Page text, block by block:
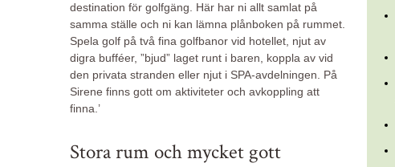
destination för golfgäng. Här har ni allt samlat på
samma ställe och ni kan lämna plånboken på rummet.
Spela golf på två fina golfbanor vid hotellet, njut av
digra bufféer, ”bjud” laget runt i baren, koppla av vid
den privata stranden eller njut i SPA-avdelningen. På
Sirene finns gott om aktiviteter och avkoppling att
finna.’
Stora rum och mycket gott